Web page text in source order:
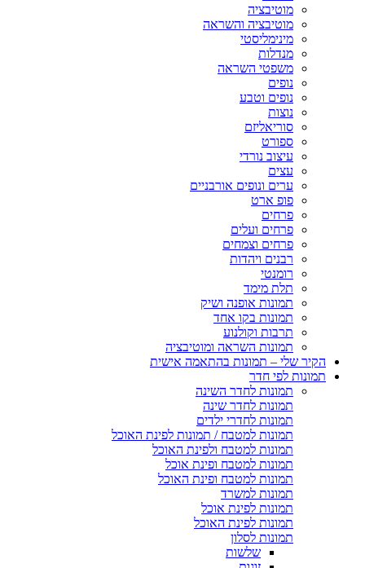
מוטיבציה
מוטיבציה והשראה
מינימליסטי
מנדלות
משפטי השראה
נופים
נופים וטבע
נוצות
סוריאליזם
ספורט
עיצוב נורדי
עצים
ערים ונופים אורבניים
פופ ארט
פרחים
פרחים ועלים
פרחים וצמחים
רבנים ויהדות
רומנטי
תלת מימד
תמונות אופנה ושיק
תמונות בקו אחד
תרבות וקולנוע
תמונות השראה ומוטיבציה
הקיר שלי – תמונות בהתאמה אישית
תמונות לפי חדר
תמונות לחדר השינה
תמונות לחדר שינה
תמונות לחדרי ילדים
תמונות למטבח / תמונות לפינת האוכל
תמונות למטבח ולפינת האוכל
תמונות למטבח ופינת אוכל
תמונות למטבח ופינת האוכל
תמונות למשרד
תמונות לפינת אוכל
תמונות לפינת האוכל
תמונות לסלון
שלשות